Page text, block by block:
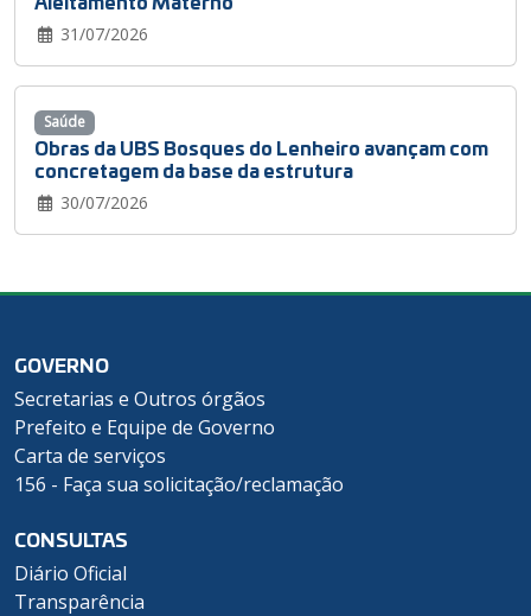
31/07/2026
Obras da UBS Bosques do Lenheiro avançam com
concretagem da base da estrutura
30/07/2026
Saúde
GOVERNO
Secretarias e Outros órgãos
Prefeito e Equipe de Governo
Carta de serviços
156 - Faça sua solicitação/reclamação
CONSULTAS
Diário Oficial
Transparência